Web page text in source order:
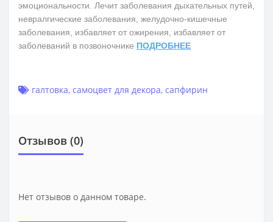
эмоциональности. Лечит заболевания дыхательных путей,
невралгические заболевания, желудочно-кишечные
заболевания, избавляет от ожирения, избавляет от
заболеваний в позвоночнике ПОДРОБНЕЕ
галтовка, самоцвет для декора, сапфирин
Отзывов (0)
Нет отзывов о данном товаре.